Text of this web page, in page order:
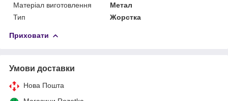
Матеріал виготовлення
Метал
Тип
Жорстка
Приховати
Умови доставки
Нова Пошта